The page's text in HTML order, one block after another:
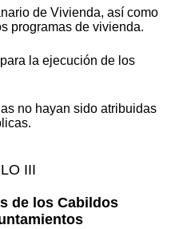
de Vivienda, así como
programas de vivienda.
la ejecución de los
no hayan sido atribuidas
III
de los Cabildos